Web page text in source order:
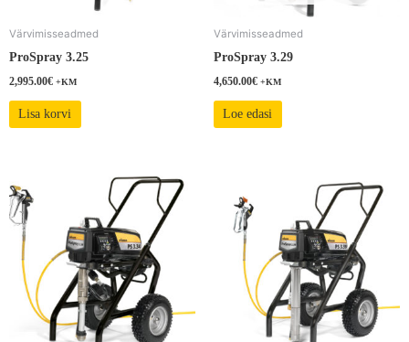
Värvimisseadmed
ProSpray 3.25
2,995.00€ +KM
Lisa korvi
Värvimisseadmed
ProSpray 3.29
4,650.00€ +KM
Loe edasi